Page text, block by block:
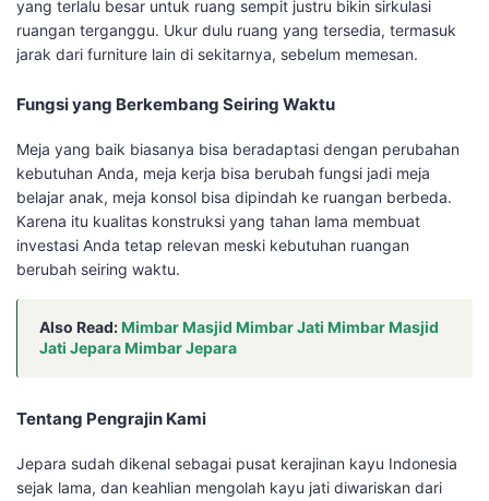
yang terlalu besar untuk ruang sempit justru bikin sirkulasi
ruangan terganggu. Ukur dulu ruang yang tersedia, termasuk
jarak dari furniture lain di sekitarnya, sebelum memesan.
Fungsi yang Berkembang Seiring Waktu
Meja yang baik biasanya bisa beradaptasi dengan perubahan
kebutuhan Anda, meja kerja bisa berubah fungsi jadi meja
belajar anak, meja konsol bisa dipindah ke ruangan berbeda.
Karena itu kualitas konstruksi yang tahan lama membuat
investasi Anda tetap relevan meski kebutuhan ruangan
berubah seiring waktu.
Also Read:Mimbar Masjid Mimbar Jati Mimbar Masjid
Jati Jepara Mimbar Jepara
Tentang Pengrajin Kami
Jepara sudah dikenal sebagai pusat kerajinan kayu Indonesia
sejak lama, dan keahlian mengolah kayu jati diwariskan dari